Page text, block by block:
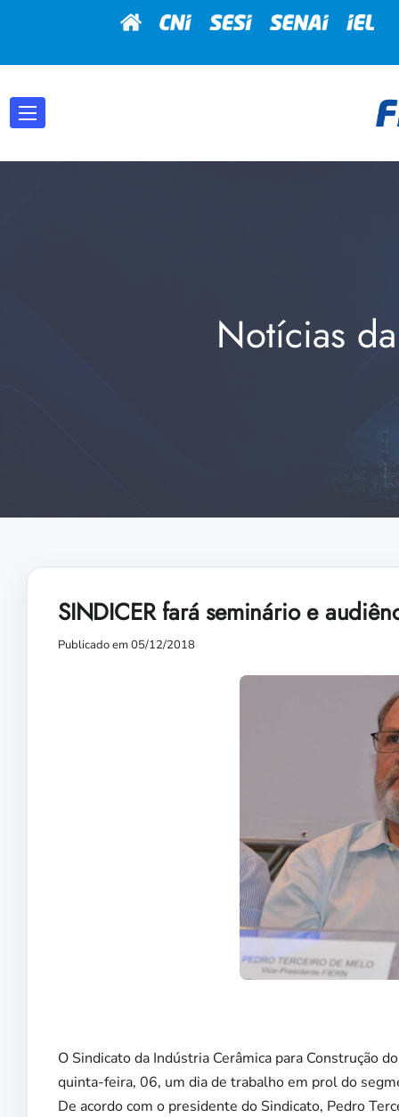
Notícias
SINDICER fará seminário e
Publicado em 05/12/2018
O Sindicato da Indústria Cerâmica para Construção
quinta-feira, 06, um dia de trabalho em prol do
De acordo com o presidente do Sindicato, Pedro